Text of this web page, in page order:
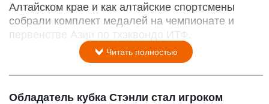
Алтайском крае и как алтайские спортсмены
собрали комплект медалей на чемпионате и
первенстве Азии по тхэквондо ИТФ.
Читать полностью
Обладатель кубка Стэнли стал игроком